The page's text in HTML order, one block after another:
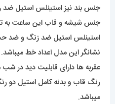
جنس بند نیز استینلس استیل
جنس شیشه و قاب این ساعت به
استینلس استیل ضد زنگ و ضد
نشانگر این مدل اعداد خط میباشد.
عقربه ها دارای قابلیت دید در شب
رنگ قاب و بدنه کامل استیل
میباشد.